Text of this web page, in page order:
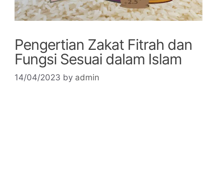
Pengertian Zakat Fitrah dan
Fungsi Sesuai dalam Islam
14/04/2023 by admin